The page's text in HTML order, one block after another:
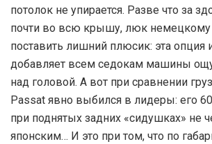
потолок не упирается. Разве что за
почти во всю крышу, люк
поставить лишний плюсик: эта опция
добавляет всем седокам машины
над головой. А вот при сравнении
Passat явно выбился в лидеры: его
при поднятых задних «сидушках» не
японским… И это при том, что по